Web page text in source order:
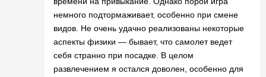
немного подтормаживает, особенно при смене
видов. Не очень удачно реализованы некоторые
аспекты физики — бывает, что самолет ведет
себя странно при посадке. В целом
развлечением я остался доволен, особенно для